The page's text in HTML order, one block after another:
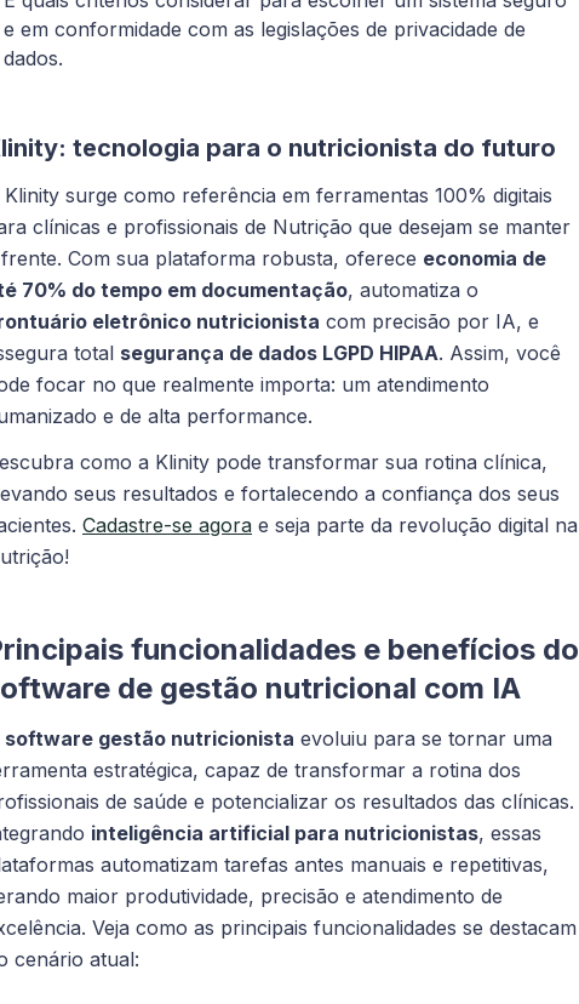
e em conformidade com as legislações de privacidade de
dados.
tecnologia para o nutricionista do futuro
Klinity surge como referência em ferramentas 100% digitais
clínicas e profissionais de Nutrição que desejam se manter
Com sua plataforma robusta, oferece economia de
70% do tempo em documentação, automatiza o
eletrônico nutricionista com precisão por IA, e
total segurança de dados LGPD HIPAA. Assim, você
focar no que realmente importa: um atendimento
e de alta performance.
como a Klinity pode transformar sua rotina clínica,
seus resultados e fortalecendo a confiança dos seus
Cadastre-se agora e seja parte da revolução digital na
funcionalidades e benefícios do
de gestão nutricional com IA
software gestão nutricionista evoluiu para se tornar uma
estratégica, capaz de transformar a rotina dos
de saúde e potencializar os resultados das clínicas.
inteligência artificial para nutricionistas, essas
automatizam tarefas antes manuais e repetitivas,
maior produtividade, precisão e atendimento de
Veja como as principais funcionalidades se destacam
cenário atual: